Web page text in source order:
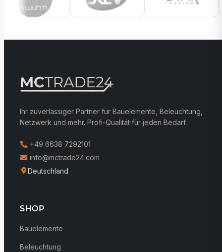
Ihr zuverlässiger Partner für Bauelemente, Beleuchtung,
Netzwerk und mehr. Profi-Qualität für jeden Bedarf.
+49 6638 7292101
info@mctrade24.com
Deutschland
SHOP
Bauelemente
Beleuchtung